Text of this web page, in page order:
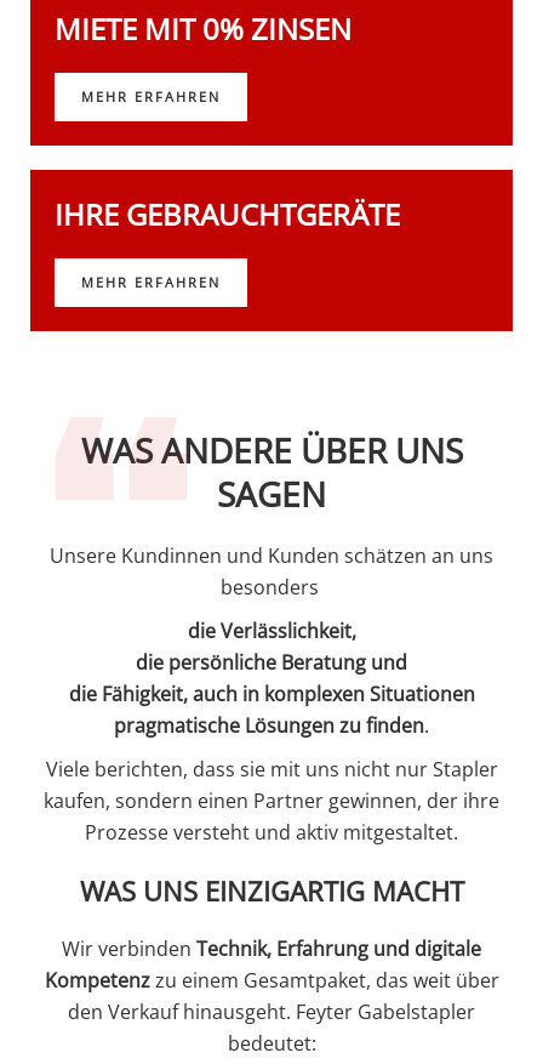
MIETE MIT 0% ZINSEN
MEHR ERFAHREN
IHRE GEBRAUCHTGERÄTE
MEHR ERFAHREN
WAS ANDERE ÜBER UNS
SAGEN
Unsere Kundinnen und Kunden schätzen an uns
besonders
die Verlässlichkeit,
die persönliche Beratung und
die Fähigkeit, auch in komplexen Situationen
pragmatische Lösungen zu finden.
Viele berichten, dass sie mit uns nicht nur Stapler
kaufen, sondern einen Partner gewinnen, der ihre
Prozesse versteht und aktiv mitgestaltet.
WAS UNS EINZIGARTIG MACHT
Wir verbinden Technik, Erfahrung und digitale
Kompetenzzu einem Gesamtpaket, das weit über
den Verkauf hinausgeht. Feyter Gabelstapler
bedeutet: